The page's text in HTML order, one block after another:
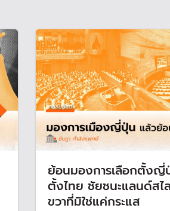
ย้อนมองการเลือกตั้งญี่
ตั้งไทย ชัยชนะแลนด์สไ
ขวาที่มิใช่แค่กระแส